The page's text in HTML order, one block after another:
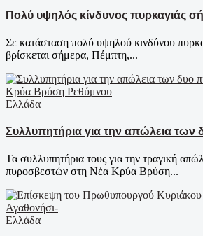
Πολύ υψηλός κίνδυνος πυρκαγιάς
Σε κατάσταση πολύ υψηλού κινδύνου
βρίσκεται σήμερα, Πέμπτη,...
Ελλάδα
Συλλυπητήρια για την απώλεια
Τα συλλυπητήρια τους για την τραγική
πυροσβεστών στη Νέα Κρύα Βρύση...
Ελλάδα